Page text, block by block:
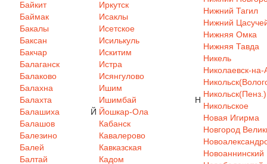
Байкит
Баймак
Бакалы
Баксан
Бакчар
Балаганск
Балаково
Балахна
Балахта
Балашиха
Балашов
Балезино
Балей
Балтай
Иркутск
Исаклы
Исетское
Исилькуль
Искитим
Истра
Исянгулово
Ишим
Ишимбай
Й Йошкар-Ола
Кабанск
Кавалерово
Кавказская
Кадом
Н
Нижний Тагил
Нижний
Нижняя Омка
Нижняя Тавда
Никель
Николаевск-
Никольск(Пенз.)
Никольское
Новая Игирма
Новгород
Новоаннинский